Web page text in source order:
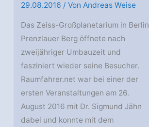
29.08.2016 / VonAndreas Weise
Das Zeiss-Großplanetarium in Berlin
Prenzlauer Berg öffnete nach
zweijähriger Umbauzeit und
fasziniert wieder seine Besucher.
Raumfahrer.net war bei einer der
ersten Veranstaltungen am 26.
August 2016 mit Dr. Sigmund Jähn
dabei und konnte mit dem